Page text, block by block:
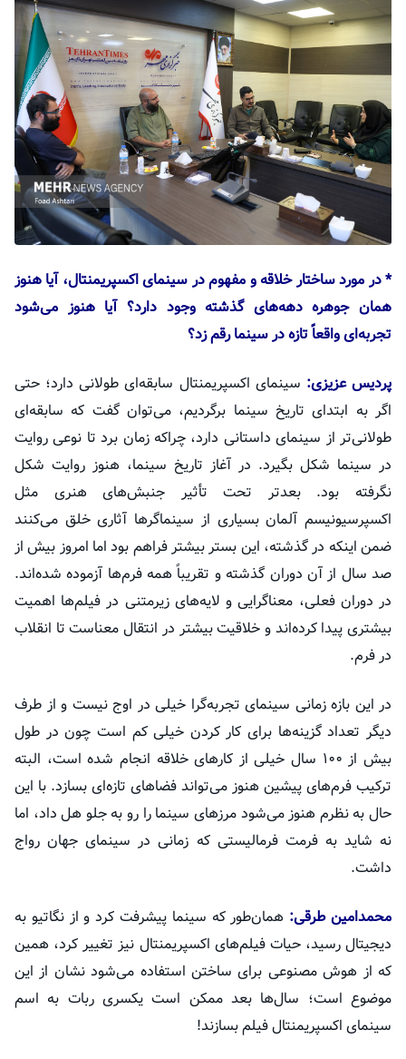
* در مورد ساختار خلاقه و مفهوم در سینمایاکسپریمنتال، آیا هنوز
همان جوهره دهه‌های گذشته وجود دارد؟ آیا هنوز می‌شود
تجربه‌ای واقعاً تازه در سینما رقم زد؟
پردیس عزیزی: سینمای اکسپریمنتال سابقه‌ای طولانی دارد؛ حتی
اگر به ابتدای تاریخ سینما برگردیم، می‌توان گفت که سابقه‌ای
طولانی‌تر از سینمای داستانی دارد، چراکه زمان برد تا نوعی روایت
در سینما شکل بگیرد. در آغاز تاریخ سینما، هنوز روایت شکل
نگرفته بود. بعدتر تحت تأثیر جنبش‌های هنری مثل
اکسپرسیونیسم آلمان بسیاری از سینماگرها آثاری خلق می‌کنند
ضمن اینکه در گذشته، این بستر بیشتر فراهم بود اما امروز بیش از
صد سال از آن دوران گذشته و تقریباً همه فرم‌ها آزموده شده‌اند.
در دوران فعلی، معناگرایی و لایه‌هایزیرمتنی در فیلم‌ها اهمیت
بیشتری پیدا کرده‌اند و خلاقیت بیشتر در انتقال معناست تا انقلاب
در فرم.
در این بازه زمانی سینمای تجربه‌گرا خیلی در اوج نیست و از طرف
دیگر تعداد گزینه‌ها برای کار کردن خیلی کم است چون در طول
بیش از ۱۰۰ سال خیلی از کارهای خلاقه انجام شده است، البته
ترکیب فرم‌های پیشین هنوز می‌تواند فضاهای تازه‌ای بسازد. با این
حال به نظرم هنوز می‌شود مرزهای سینما را رو به جلو هل داد، اما
نه شاید به فرمت فرمالیستی که زمانی در سینمای جهان رواج
داشت.
محمدامینطرقی: همان‌طور که سینما پیشرفت کرد و از نگاتیو به
دیجیتال رسید، حیات فیلم‌های اکسپریمنتال نیز تغییر کرد، همین
که از هوش مصنوعی برای ساختن استفاده می‌شود نشان از این
موضوع است؛ سال‌ها بعد ممکن است یکسری ربات به اسم
سینمای اکسپریمنتالفیلم بسازند!